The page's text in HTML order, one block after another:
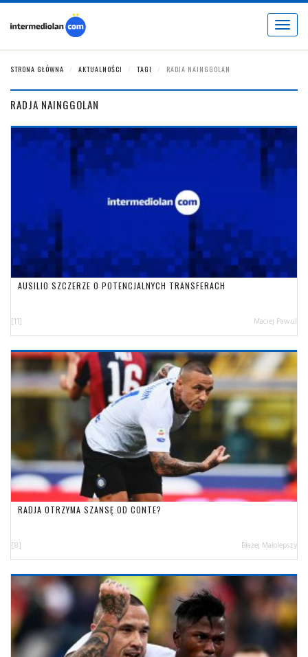
Toggle
STRONA GŁÓWNA AKTUALNOŚCI TAGI RADJA NAINGGOLAN
RADJA NAINGGOLAN
AUSILIO SZCZERZE O POTENCJALNYCH TRANSFERACH
[11] Maciej Pawul
RADJA OTRZYMA SZANSĘ OD CONTE?
[8] Błażej Małolepszy